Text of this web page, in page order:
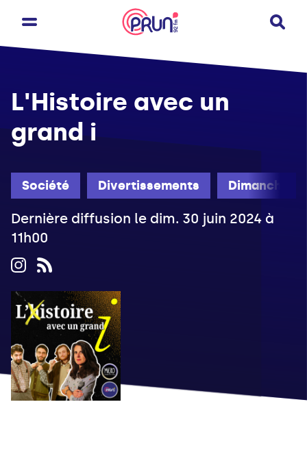
Société Divertissements Dimanche
L'Histoire avec un
grand i
Dernière diffusion le dim. 30 juin 2024 à
11h00